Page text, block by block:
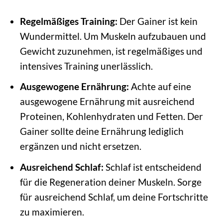
Regelmäßiges Training: Der Gainer ist kein
Wundermittel. Um Muskeln aufzubauen und
Gewicht zuzunehmen, ist regelmäßiges und
intensives Training unerlässlich.
Ausgewogene Ernährung: Achte auf eine
ausgewogene Ernährung mit ausreichend
Proteinen, Kohlenhydraten und Fetten. Der
Gainer sollte deine Ernährung lediglich
ergänzen und nicht ersetzen.
Ausreichend Schlaf: Schlaf ist entscheidend
für die Regeneration deiner Muskeln. Sorge
für ausreichend Schlaf, um deine Fortschritte
zu maximieren.